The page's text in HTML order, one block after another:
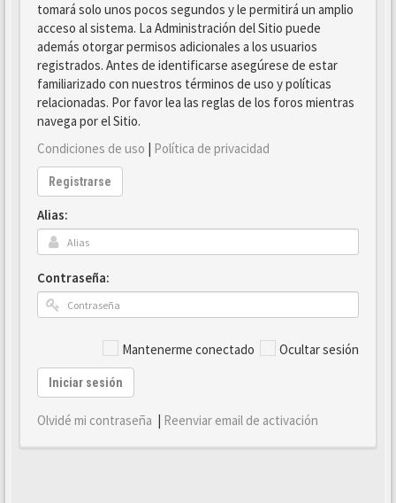
tomará solo unos pocos segundos y le permitirá un amplio
acceso al sistema. La Administración del Sitio puede
además otorgar permisos adicionales a los usuarios
registrados. Antes de identificarse asegúrese de estar
familiarizado con nuestros términos de uso y políticas
relacionadas. Por favor lea las reglas de los foros mientras
navega por el Sitio.
Condiciones de uso | Política de privacidad
Registrarse
Alias:
Contraseña:
Mantenerme conectado Ocultar sesión
Iniciar sesión
Olvidé mi contraseña | Reenviar email de activación